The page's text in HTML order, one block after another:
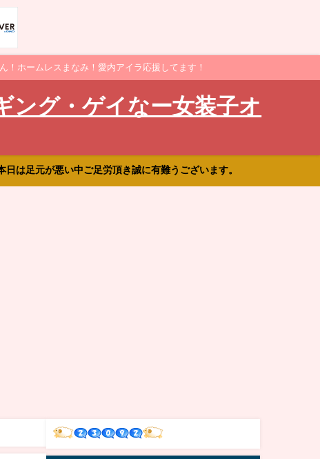
ホームレスまなみ！愛内アイラ応援してます！
ング・ゲイなー女装子オ
は足元が悪い中ご足労頂き誠に有難うございます。